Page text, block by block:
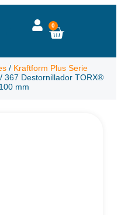
0
/ Kraftform Plus Serie
367 Destornillador TORX®
mm